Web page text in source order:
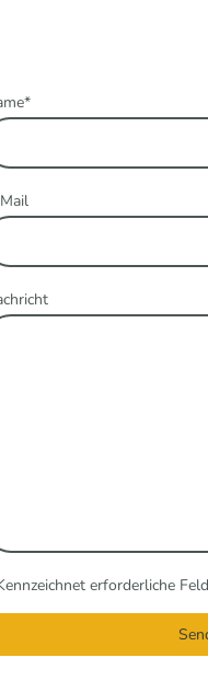
*
erforderliche